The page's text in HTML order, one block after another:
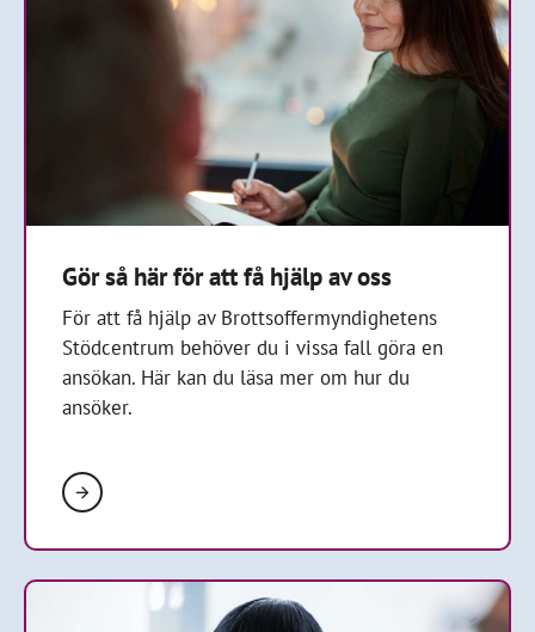
Gör så här för att få hjälp av oss
För att få hjälp av Brottsoffermyndighetens
Stödcentrum behöver du i vissa fall göra en
ansökan. Här kan du läsa mer om hur du
ansöker.